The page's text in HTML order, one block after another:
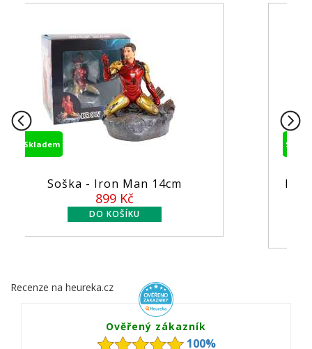
Skladem
Figurka MCFarlane - DC
Recenze na heureka.cz
Ověřený zákazník
100%